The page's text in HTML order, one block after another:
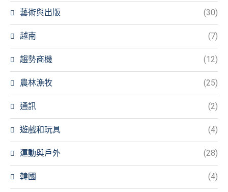
藝術與出版 (30)
越南 (7)
趨勢商機 (12)
農林漁牧 (25)
通訊 (2)
遊戲和玩具 (4)
運動與戶外 (28)
韓國 (4)